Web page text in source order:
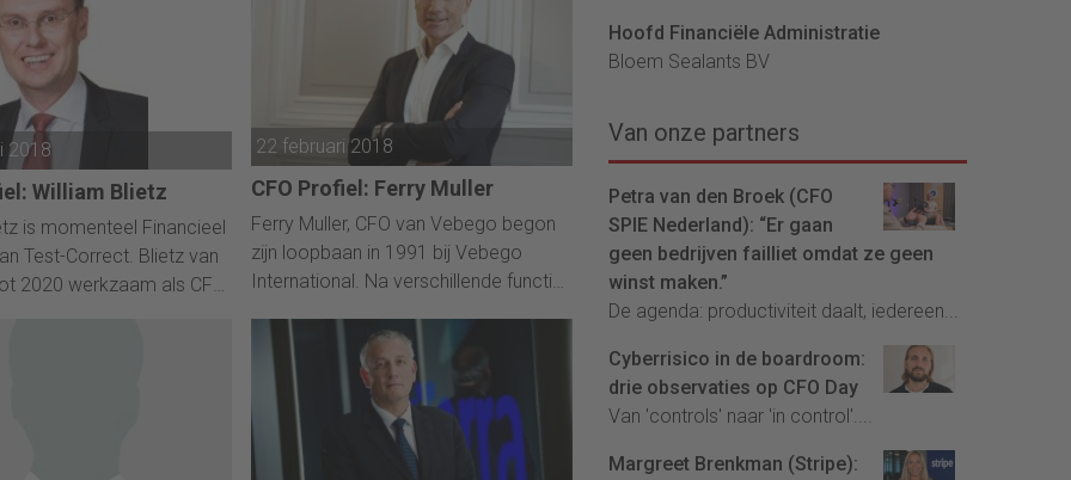
2018
William Blietz
is momenteel Financieel
Test-Correct. Blietz van
2020 werkzaam als CFO
22 februari 2018
CFO Profiel: Ferry Muller
Ferry Muller, CFO van Vebego begon
zijn loopbaan in 1991 bij Vebego
International. Na verschillende functies
aangesteld als directeur Operations.
Hoofd Financiële Administratie
Bloem Sealants BV
Van onze partners
Petra van den Broek (CFO
SPIE Nederland): “Er gaan
geen bedrijven failliet omdat ze geen
winst maken.”
De agenda: productiviteit daalt, iedereen...
Cyberrisico in de boardroom:
drie observaties op CFO Day
Van 'controls' naar 'in control'....
Margreet Brenkman (Stripe):